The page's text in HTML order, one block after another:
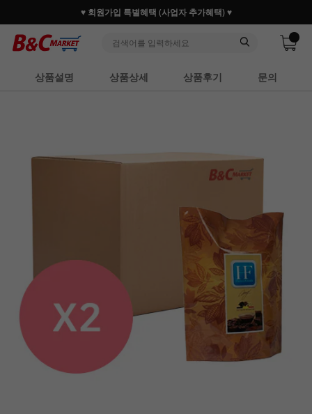
♥ 회원가입 특별혜택 (사업자 추가혜택) ♥
상품설명 상품상세 상품후기 문의